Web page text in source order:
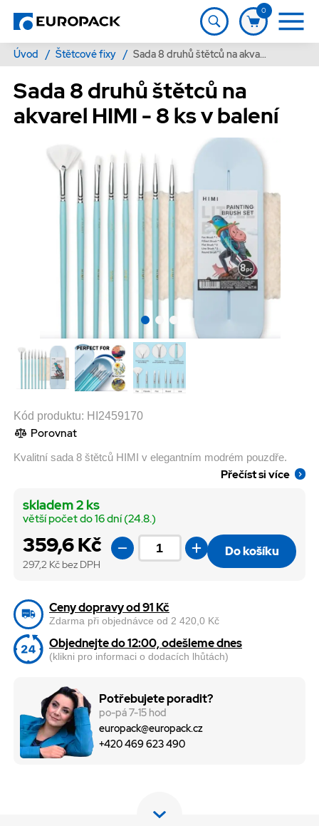
0
Úvod / Štětcové fixy / Sada 8 druhů štětců na akvarel HIMI - 8 ks v balení
Sada 8 druhů štětců na
akvarel HIMI - 8 ks v balení
Kód produktu: HI2459170
Porovnat
Kvalitní sada 8 štětců HIMI v elegantním modrém pouzdře.
Přečíst si více
359,6 Kč
297,2 Kč bez DPH
skladem 2 ks
větší počet do 16 dní (24.8.)
Do košíku
Ceny dopravy od 91 Kč
Zdarma při objednávce od 2 420,0 Kč
Objednejte do 12:00, odešleme dnes
(klikni pro informaci o dodacích lhůtách)
Potřebujete poradit?
po-pá 7-15 hod
europack@europack.cz
+420 469 623 490